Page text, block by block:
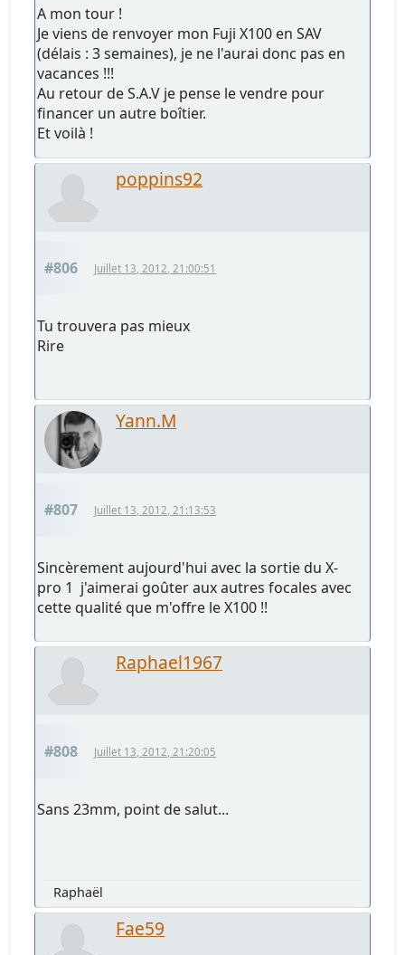
A mon tour !
Je viens de renvoyer mon Fuji X100 en SAV
(délais : 3 semaines), je ne l'aurai donc pas en
vacances !!!
Au retour de S.A.V je pense le vendre pour
financer un autre boîtier.
Et voilà !
poppins92
#806 Juillet 13, 2012, 21:00:51
Tu trouvera pas mieux
Rire
Yann.M
#807 Juillet 13, 2012, 21:13:53
Sincèrement aujourd'hui avec la sortie du X-
pro 1 j'aimerai goûter aux autres focales avec
cette qualité que m'offre le X100 !!
Raphael1967
#808 Juillet 13, 2012, 21:20:05
Sans 23mm, point de salut...
Raphaël
Fae59